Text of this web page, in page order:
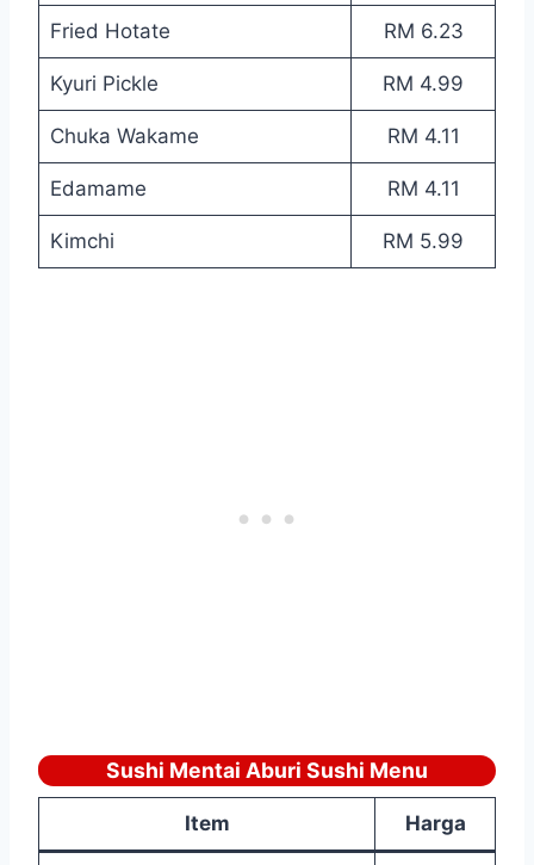
Fried Hotate RM 6.23
Kyuri Pickle RM 4.99
Chuka Wakame RM 4.11
Edamame RM 4.11
Kimchi RM 5.99
Sushi Mentai Aburi Sushi Menu
Item Harga